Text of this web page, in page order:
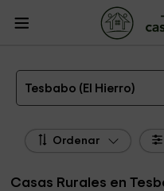
Casas Rurales
Hierro
Casas Rurales Tesbabo
Las 1 mejores casas rurales en
Tesbabo (El Hierro)
Ordenar
Casas Rurales en